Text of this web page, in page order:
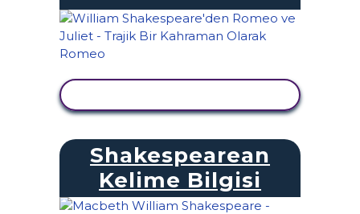
Shakespearean
Kelime Bilgisi